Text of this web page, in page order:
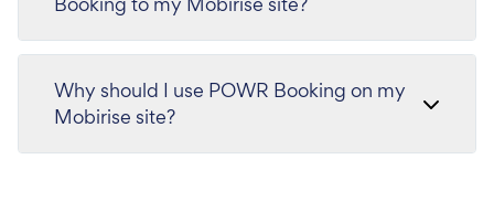
Why should I use POWR Booking on my
Mobirise site?